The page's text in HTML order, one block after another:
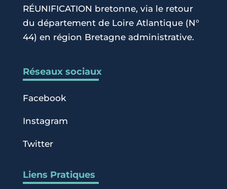
RÉUNIFICATION bretonne, via le retour
du département de Loire Atlantique (N°
44) en région Bretagne administrative.
Réseaux sociaux
Facebook
Instagram
Twitter
Liens Pratiques